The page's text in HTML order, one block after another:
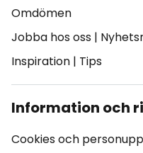
Omdömen
Jobba hos oss |
Inspiration | Tips
Information och
Cookies och